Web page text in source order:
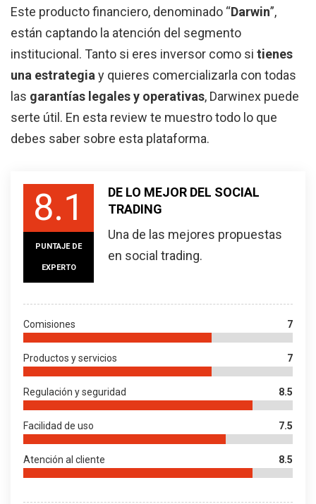
Este producto financiero, denominado “Darwin”,
están captando la atención del segmento
institucional. Tanto si eres inversor como si tienes
una estrategia y quieres comercializarla con todas
las garantías legales y operativas, Darwinex puede
serte útil. En esta review te muestro todo lo que
debes saber sobre esta plataforma.
8.1
PUNTAJE DE
EXPERTO
DE LO MEJOR DEL SOCIAL
TRADING
Una de las mejores propuestas
en social trading.
Comisiones 7
Productos y servicios 7
Regulación y seguridad 8.5
Facilidad de uso 7.5
Atención al cliente 8.5